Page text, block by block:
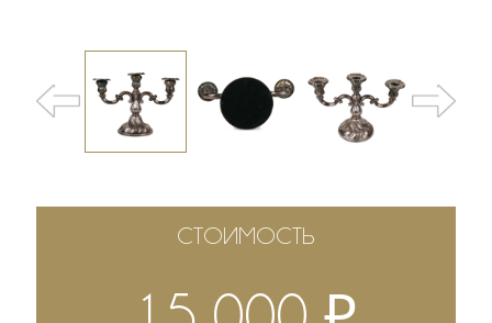
СТОИМОСТЬ